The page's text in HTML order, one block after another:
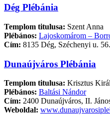
Dég Plébánia
Templom titulusa: Szent Anna
Plébános: Lajoskomárom –
Cím: 8135 Dég, Széchenyi u. 56.
Dunaújváros Plébánia
Templom titulusa: Krisztus
Plébános: Baltási Nándor
Cím: 2400 Dunaújváros, II.
Weboldal: